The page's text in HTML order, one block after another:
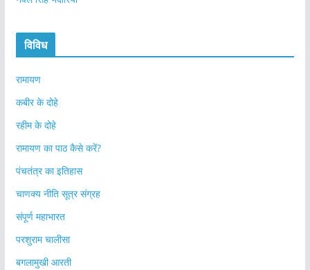
विविध
रामायण
कबीर के दोहे
रहीम के दोहे
रामायण का पाठ कैसे करें?
पंचतंत्र का इतिहास
चाणक्य नीति सूत्र संग्रह
संपूर्ण महाभारत
परशुराम चालीसा
बगलामुखी आरती